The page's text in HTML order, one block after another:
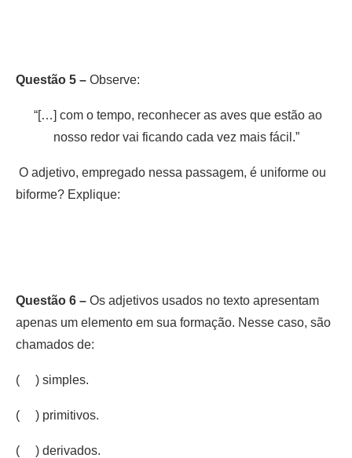
Questão 5 – Observe:
“[…] com o tempo, reconhecer as aves que estão ao
nosso redor vai ficando cada vez mais fácil.”
O adjetivo, empregado nessa passagem, é uniforme ou
biforme? Explique:
Questão 6 – Os adjetivos usados no texto apresentam
apenas um elemento em sua formação. Nesse caso, são
chamados de:
( ) simples.
( ) primitivos.
( ) derivados.